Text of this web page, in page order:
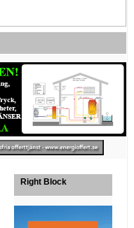
Right Block